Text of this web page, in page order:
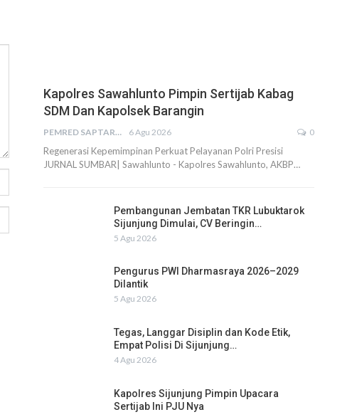
Kapolres Sawahlunto Pimpin Sertijab Kabag
SDM Dan Kapolsek Barangin
PEMRED SAPTARIUS 6 Agu 2026 0
Regenerasi Kepemimpinan Perkuat Pelayanan Polri Presisi
JURNAL SUMBAR| Sawahlunto - Kapolres Sawahlunto, AKBP…
Pembangunan Jembatan TKR Lubuktarok
Sijunjung Dimulai, CV Beringin…
5 Agu 2026
Pengurus PWI Dharmasraya 2026–2029
Dilantik
5 Agu 2026
Tegas, Langgar Disiplin dan Kode Etik,
Empat Polisi Di Sijunjung…
4 Agu 2026
Kapolres Sijunjung Pimpin Upacara
Sertijab Ini PJU Nya